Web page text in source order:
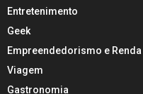
Entretenimento
Geek
Empreendedorismo e Renda
Viagem
Gastronomia